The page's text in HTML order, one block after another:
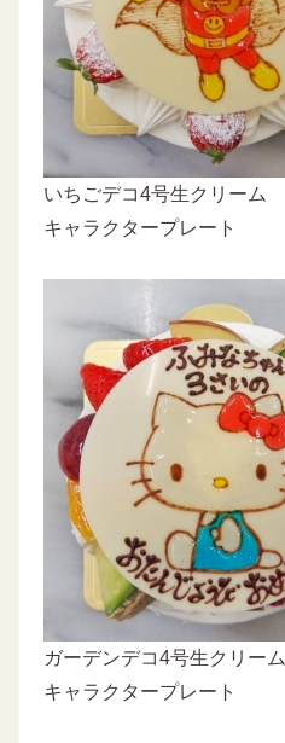
いちごデコ4号生クリーム
キャラクタープレート
ガーデンデコ4号生クリーム
キャラクタープレート